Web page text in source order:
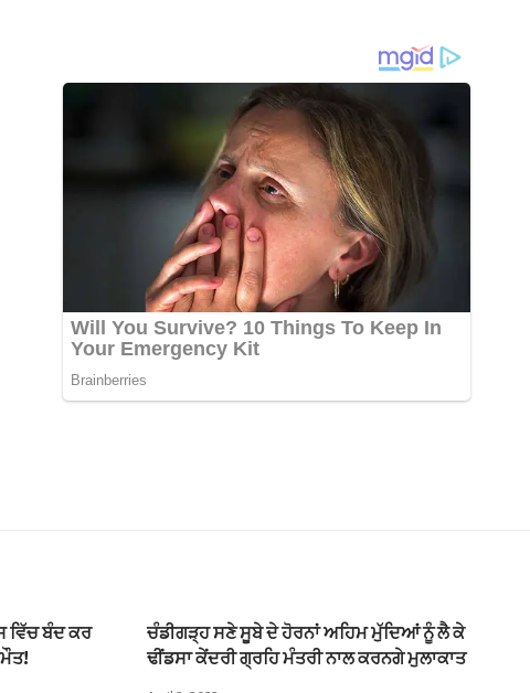
ਵਿੱਚ ਬੰਦ ਕਰ
ਚੰਡੀਗੜ੍ਹ ਸਣੇ ਸੂਬੇ ਦੇ ਹੋਰਨਾਂ ਅਹਿਮ ਮੁੱਦਿਆਂ ਨੂੰ ਲੈ ਕੇ
ਢੀਂਡਸਾ ਕੇਂਦਰੀ ਗ੍ਰਹਿ ਮੰਤਰੀ ਨਾਲ ਕਰਨਗੇ ਮੁਲਾਕਾਤ